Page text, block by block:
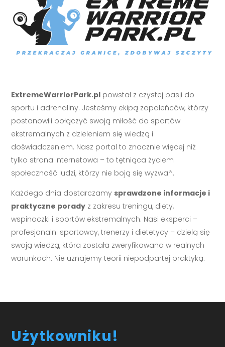
ExtremeWarriorPark.pl powstał z czystej pasji do
sportu i adrenaliny. Jesteśmy ekipą zapaleńców, którzy
postanowili połączyć swoją miłość do sportów
ekstremalnych z dzieleniem się wiedzą i
doświadczeniem. Nasz portal to znacznie więcej niż
tylko strona internetowa – to tętniąca życiem
społeczność ludzi, którzy nie boją się wyzwań.
Każdego dnia dostarczamy sprawdzone informacje i
praktyczne porady z zakresu treningu, diety,
wspinaczki i sportów ekstremalnych. Nasi eksperci –
profesjonalni sportowcy, trenerzy i dietetycy – dzielą się
swoją wiedzą, która została zweryfikowana w realnych
warunkach. Nie uznajemy teorii niepodpartej praktyką.
Użytkowniku!